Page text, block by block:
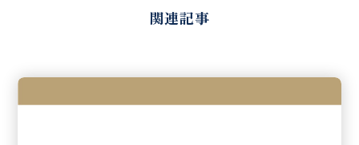
関連記事